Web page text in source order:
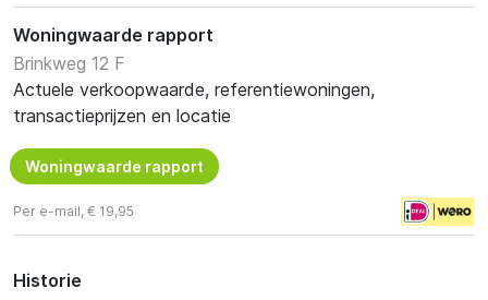
Woningwaarde rapport
Brinkweg 12 F
Actuele verkoopwaarde, referentiewoningen,
transactieprijzen en locatie
Woningwaarde rapport
Per e-mail, € 19,95
Historie